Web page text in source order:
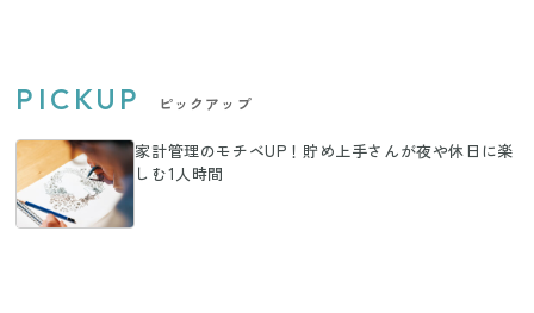
PICKUP ピックアップ
家計管理のモチベUP！貯め上手さんが夜や休日に楽
しむ1人時間